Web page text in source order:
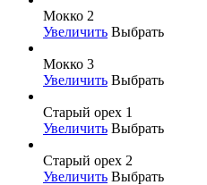
Мокко 2
Увеличить Выбрать
Мокко 3
Увеличить Выбрать
Старый орех 1
Увеличить Выбрать
Старый орех 2
Увеличить Выбрать